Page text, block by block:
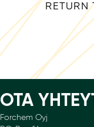
RETURN
OTA
Forchem Oyj